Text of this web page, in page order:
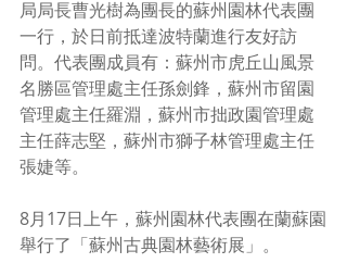
局局長曹光樹為團長的蘇州園林代表團
一行，於日前抵達波特蘭進行友好訪
問。代表團成員有：蘇州市虎丘山風景
名勝區管理處主任孫劍鋒，蘇州市留園
管理處主任羅淵，蘇州市拙政園管理處
主任薛志堅，蘇州市獅子林管理處主任
張婕等。
8月17日上午，蘇州園林代表團在蘭蘇園
舉行了「蘇州古典園林藝術展」。